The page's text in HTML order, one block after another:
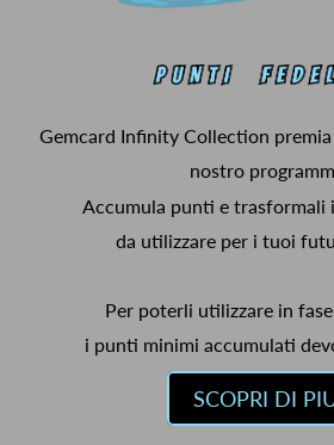
Gemcard Infinity Collection
nostro
Accumula punti e trasformali
da utilizzare per i tuoi
Per poterli utilizzare in
i punti minimi accumulati
SCOPRI DI